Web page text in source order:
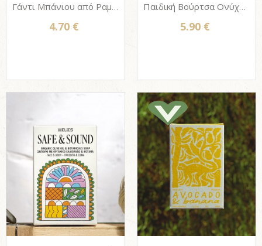
Γάντι Μπάνιου από Ραμί, Βαμβάκι & Λινό για καθαρισμό σώματος, Redecker
4.70 €
Παιδική Βούρτσα Ονύχων ξύλινη με φυσική τρίχα, Redecker (10 μοτίβα)
5.90 €